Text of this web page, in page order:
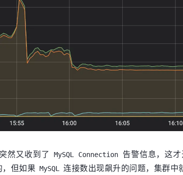
然又收到了 MySQL Connection 告警信息，这
但如果 MySQL
连接数出现飙升的问题，集群